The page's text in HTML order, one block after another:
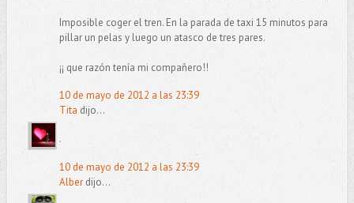
Imposible coger el tren. En la parada de taxi 15 minutos para
pillar un pelas y luego un atasco de tres pares.
¡¡ que razón tenía mi compañero!!
10 de mayo de 2012 a las 23:39
Tita dijo...
.
10 de mayo de 2012 a las 23:39
Alberdijo...